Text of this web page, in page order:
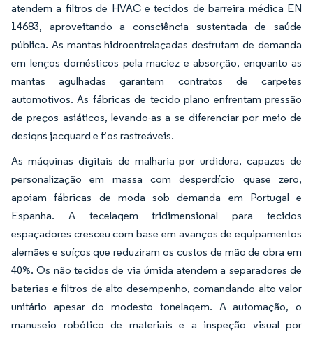
atendem a filtros de HVAC e tecidos de barreira médica EN
14683, aproveitando a consciência sustentada de saúde
pública. As mantas hidroentrelaçadas desfrutam de demanda
em lenços domésticos pela maciez e absorção, enquanto as
mantas agulhadas garantem contratos de carpetes
automotivos. As fábricas de tecido plano enfrentam pressão
de preços asiáticos, levando-as a se diferenciar por meio de
designs jacquard e fios rastreáveis.
As máquinas digitais de malharia por urdidura, capazes de
personalização em massa com desperdício quase zero,
apoiam fábricas de moda sob demanda em Portugal e
Espanha. A tecelagem tridimensional para tecidos
espaçadores cresceu com base em avanços de equipamentos
alemães e suíços que reduziram os custos de mão de obra em
40%. Os não tecidos de via úmida atendem a separadores de
baterias e filtros de alto desempenho, comandando alto valor
unitário apesar do modesto tonelagem. A automação, o
manuseio robótico de materiais e a inspeção visual por